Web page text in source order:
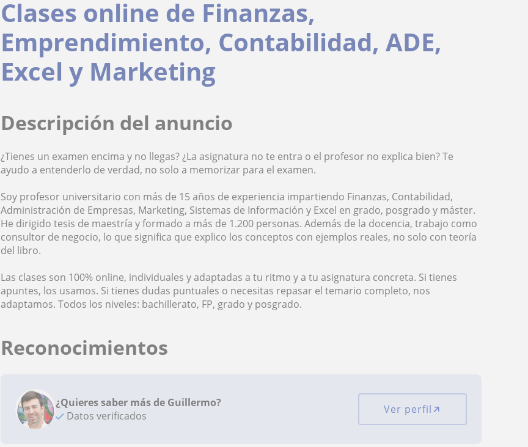
Clases online de Finanzas,
Emprendimiento, Contabilidad, ADE,
Excel y Marketing
Descripción del anuncio
¿Tienes un examen encima y no llegas? ¿La asignatura no te entra o el profesor no explica bien? Te
ayudo a entenderlo de verdad, no solo a memorizar para el examen.
Soy profesor universitario con más de 15 años de experiencia impartiendo Finanzas, Contabilidad,
Administración de Empresas, Marketing, Sistemas de Información y Excel en grado, posgrado y máster.
He dirigido tesis de maestría y formado a más de 1.200 personas. Además de la docencia, trabajo como
consultor de negocio, lo que significa que explico los conceptos con ejemplos reales, no solo con teoría
del libro.
Las clases son 100% online, individuales y adaptadas a tu ritmo y a tu asignatura concreta. Si tienes
apuntes, los usamos. Si tienes dudas puntuales o necesitas repasar el temario completo, nos
adaptamos. Todos los niveles: bachillerato, FP, grado y posgrado.
Reconocimientos
¿Quieres saber más de Guillermo?
Datos verificados
Ver perfil